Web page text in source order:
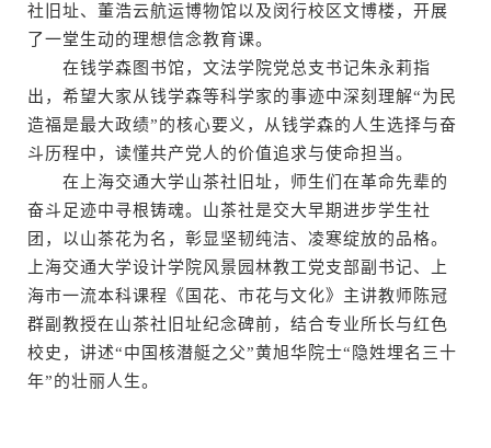
社旧址、董浩云航运博物馆以及闵行校区文博楼，开展
了一堂生动的理想信念教育课。
在钱学森图书馆，文法学院党总支书记朱永莉指
出，希望大家从钱学森等科学家的事迹中深刻理解“为民
造福是最大政绩”的核心要义，从钱学森的人生选择与奋
斗历程中，读懂共产党人的价值追求与使命担当。
在上海交通大学山茶社旧址，师生们在革命先辈的
奋斗足迹中寻根铸魂。山茶社是交大早期进步学生社
团，以山茶花为名，彰显坚韧纯洁、凌寒绽放的品格。
上海交通大学设计学院风景园林教工党支部副书记、上
海市一流本科课程《国花、市花与文化》主讲教师陈冠
群副教授在山茶社旧址纪念碑前，结合专业所长与红色
校史，讲述“中国核潜艇之父”黄旭华院士“隐姓埋名三十
年”的壮丽人生。